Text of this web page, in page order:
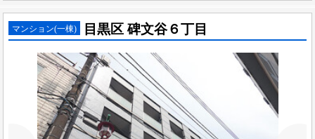
マンション(一棟) 目黒区 碑文谷６丁目